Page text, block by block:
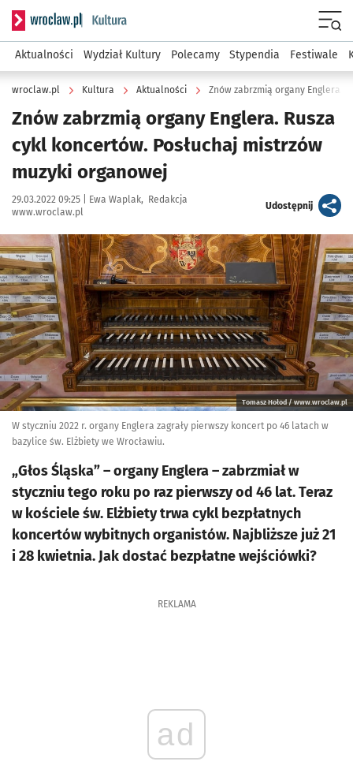
Serwis informacyjny wroclaw.pl podserwis: Kultura
Aktualności Wydział Kultury Polecamy Stypendia Festiwale
wroclaw.pl Kultura Aktualności
Znów zabrzmią organy Englera. Rusza
cykl koncertów. Posłuchaj mistrzów
muzyki organowej
Data publikacji:
29.03.2022 09:25 | Autor:
Ewa Waplak
Redakcja
www.wroclaw.pl
Udostępnijartykuł
Kliknij, aby powiększyć
Tomasz Hołod / www.wroclaw.pl
W styczniu 2022 r. organy Englera zagrały pierwszy koncert po 46 latach w
bazylice św. Elżbiety we Wrocławiu.
„Głos Śląska” – organy Englera – zabrzmiał w
styczniu tego roku po raz pierwszy od 46 lat. Teraz
w kościele św. Elżbiety trwa cykl bezpłatnych
koncertów wybitnych organistów. Najbliższe już 21
i 28 kwietnia. Jak dostać bezpłatne wejściówki?
REKLAMA
ad